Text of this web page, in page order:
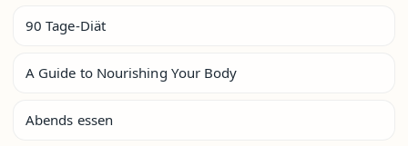
90 Tage-Diät
A Guide to Nourishing Your Body
Abends essen